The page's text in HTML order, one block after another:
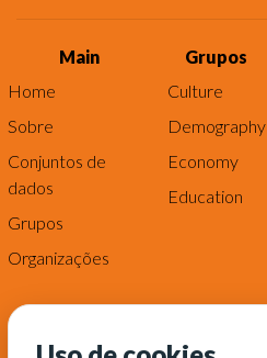
Main
Home
Sobre
Conjuntos de
dados
Grupos
Organizações
Grupos
Culture
Demography
Economy
Education